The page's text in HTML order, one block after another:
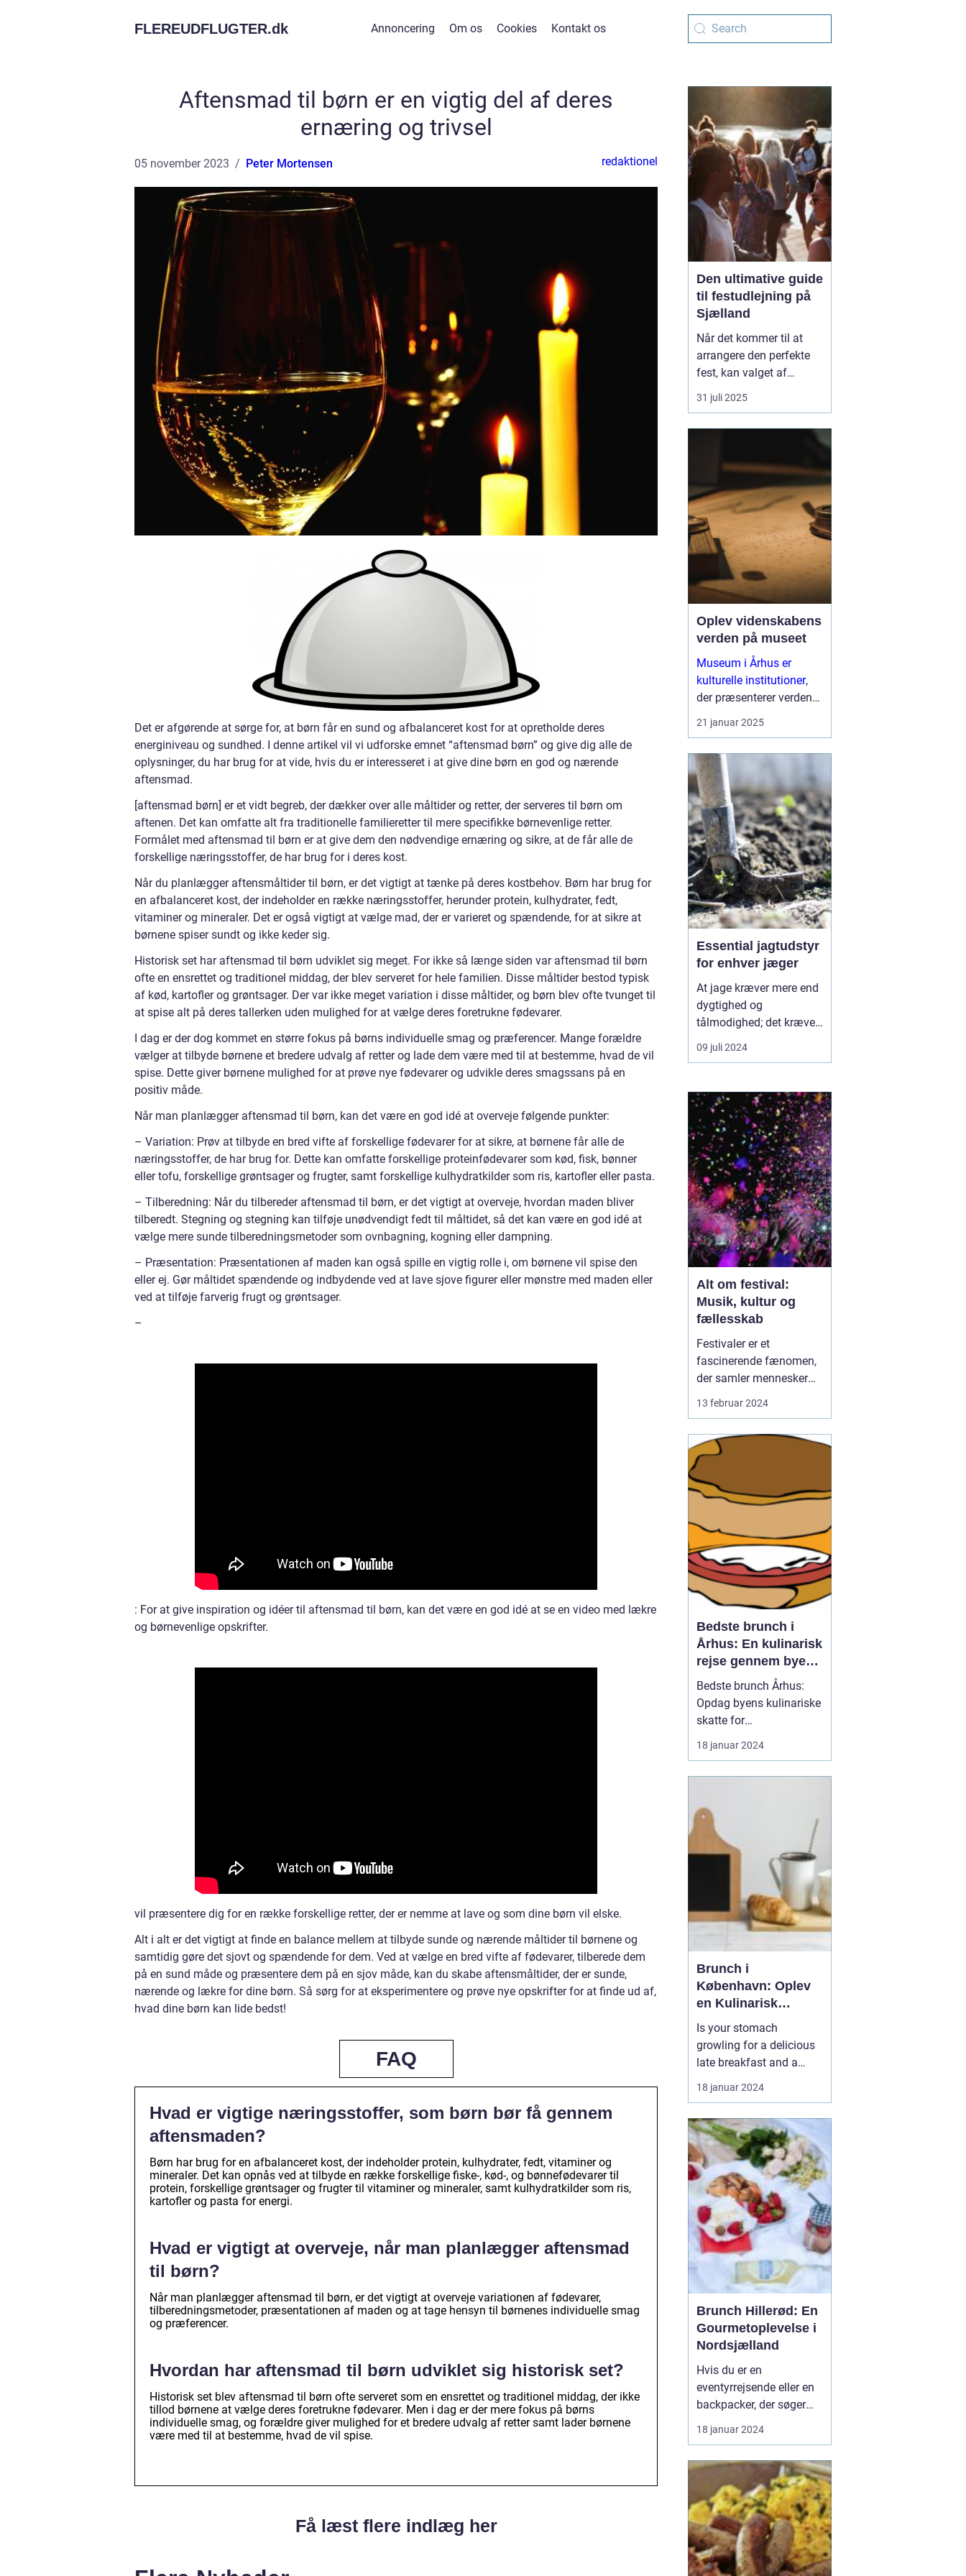
FLEREUDFLUGTER.dk Annoncering Om os Cookies Kontakt os
Aftensmad til børn er en vigtig del af deres
ernæring og trivsel
05 november 2023 Peter Mortensen redaktionel
Det er afgørende at sørge for, at børn får en sund og afbalanceret kost for at opretholde deres
energiniveau og sundhed. I denne artikel vil vi udforske emnet “aftensmad børn” og give dig alle de
oplysninger, du har brug for at vide, hvis du er interesseret i at give dine børn en god og nærende
aftensmad.
[aftensmad børn] er et vidt begreb, der dækker over alle måltider og retter, der serveres til børn om
aftenen. Det kan omfatte alt fra traditionelle familieretter til mere specifikke børnevenlige retter.
Formålet med aftensmad til børn er at give dem den nødvendige ernæring og sikre, at de får alle de
forskellige næringsstoffer, de har brug for i deres kost.
Når du planlægger aftensmåltider til børn, er det vigtigt at tænke på deres kostbehov. Børn har brug for
en afbalanceret kost, der indeholder en række næringsstoffer, herunder protein, kulhydrater, fedt,
vitaminer og mineraler. Det er også vigtigt at vælge mad, der er varieret og spændende, for at sikre at
børnene spiser sundt og ikke keder sig.
Historisk set har aftensmad til børn udviklet sig meget. For ikke så længe siden var aftensmad til børn
ofte en ensrettet og traditionel middag, der blev serveret for hele familien. Disse måltider bestod typisk
af kød, kartofler og grøntsager. Der var ikke meget variation i disse måltider, og børn blev ofte tvunget til
at spise alt på deres tallerken uden mulighed for at vælge deres foretrukne fødevarer.
I dag er der dog kommet en større fokus på børns individuelle smag og præferencer. Mange forældre
vælger at tilbyde børnene et bredere udvalg af retter og lade dem være med til at bestemme, hvad de vil
spise. Dette giver børnene mulighed for at prøve nye fødevarer og udvikle deres smagssans på en
positiv måde.
Når man planlægger aftensmad til børn, kan det være en god idé at overveje følgende punkter:
– Variation: Prøv at tilbyde en bred vifte af forskellige fødevarer for at sikre, at børnene får alle de
næringsstoffer, de har brug for. Dette kan omfatte forskellige proteinfødevarer som kød, fisk, bønner
eller tofu, forskellige grøntsager og frugter, samt forskellige kulhydratkilder som ris, kartofler eller pasta.
– Tilberedning: Når du tilbereder aftensmad til børn, er det vigtigt at overveje, hvordan maden bliver
tilberedt. Stegning og stegning kan tilføje unødvendigt fedt til måltidet, så det kan være en god idé at
vælge mere sunde tilberedningsmetoder som ovnbagning, kogning eller dampning.
– Præsentation: Præsentationen af maden kan også spille en vigtig rolle i, om børnene vil spise den
eller ej. Gør måltidet spændende og indbydende ved at lave sjove figurer eller mønstre med maden eller
ved at tilføje farverig frugt og grøntsager.
–
: For at give inspiration og idéer til aftensmad til børn, kan det være en god idé at se en video med lækre
og børnevenlige opskrifter.
vil præsentere dig for en række forskellige retter, der er nemme at lave og som dine børn vil elske.
Alt i alt er det vigtigt at finde en balance mellem at tilbyde sunde og nærende måltider til børnene og
samtidig gøre det sjovt og spændende for dem. Ved at vælge en bred vifte af fødevarer, tilberede dem
på en sund måde og præsentere dem på en sjov måde, kan du skabe aftensmåltider, der er sunde,
nærende og lækre for dine børn. Så sørg for at eksperimentere og prøve nye opskrifter for at finde ud af,
hvad dine børn kan lide bedst!
FAQ
Hvad er vigtige næringsstoffer, som børn bør få gennem
aftensmaden?
Børn har brug for en afbalanceret kost, der indeholder protein, kulhydrater, fedt, vitaminer og
mineraler. Det kan opnås ved at tilbyde en række forskellige fiske-, kød-, og bønnefødevarer til
protein, forskellige grøntsager og frugter til vitaminer og mineraler, samt kulhydratkilder som ris,
kartofler og pasta for energi.
Hvad er vigtigt at overveje, når man planlægger aftensmad
til børn?
Når man planlægger aftensmad til børn, er det vigtigt at overveje variationen af fødevarer,
tilberedningsmetoder, præsentationen af maden og at tage hensyn til børnenes individuelle smag
og præferencer.
Hvordan har aftensmad til børn udviklet sig historisk set?
Historisk set blev aftensmad til børn ofte serveret som en ensrettet og traditionel middag, der ikke
tillod børnene at vælge deres foretrukne fødevarer. Men i dag er der mere fokus på børns
individuelle smag, og forældre giver mulighed for et bredere udvalg af retter samt lader børnene
være med til at bestemme, hvad de vil spise.
Få læst flere indlæg her
Den ultimative guide
til festudlejning på
Sjælland
Når det kommer til at
arrangere den perfekte
fest, kan valget af
festudlejning være en
afgørende faktor for
uforglemmelige
firmaarrangementer har
festudlejning hurtigt
udviklet...
31 juli 2025
Oplev videnskabens
verden på museet
Museum i Århus er
kulturelle institutioner,
der præsenterer verden
af fortid, kunst, natur og
videnskab for et bredt
museer meget mere end
blot ru...
21 januar 2025
Essential jagtudstyr
for enhver jæger
At jage kræver mere end
dygtighed og
tålmodighed; det kræver
også det rette udstyr.
Jagtudstyr kan variere
jagttypen, terrænet og
jægerens personlige
præferencer. Fra den
grundl&...
09 juli 2024
Alt om festival:
Musik, kultur og
fællesskab
Festivaler er et
fascinerende fænomen,
der samler mennesker
fra alle verdens hjørner i
fællesskab. Uanset om
det er en lokal
gadefestival eller en stor
international
festivaler en unik ...
13 februar 2024
Bedste brunch i
Århus: En kulinarisk
rejse gennem byens
smagfulde
morgenmåltider for
eventyrrejsende og
Bedste brunch Århus:
Opdag byens kulinariske
skatte for
eventyrrejsende og
backpackere Indledning:
oplevelser, herunder en
blomstrende madscene.
En af de mest populære
gastronomiske
tendenser i byen er ...
18 januar 2024
Brunch i
København: Oplev
en Kulinarisk
Eventyrrejse
Is your stomach
growling for a delicious
late breakfast and a
hearty lunch combined?
Look no further than
dining experience that
offers a diverse menu,
vibrant atmosphere, and
a chance to indulge in
the culinary scene of
Cop...
18 januar 2024
Brunch Hillerød: En
Gourmetoplevelse i
Nordsjælland
Hvis du er en
eventyrrejsende eller en
backpacker, der søger
efter en uforglemmelig
gastronomisk oplevelse i
brunch i Hillerød et must-
try. Denne artikel vil
introducere dig til
brunchkulturen i Hillerød
og give dig al den
informa...
18 januar 2024